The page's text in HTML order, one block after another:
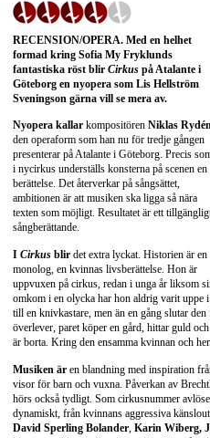
RECENSION/OPERA. Med en helhet
formad kring Sofia My Fryklunds
fantastiska röst blir Cirkus på Atalante i
Göteborg en nyopera som Lis Hellström
Sveningson gärna vill se mera av.
Nyopera kallar kompositören Niklas
den operaform som han nu för tredje gången
presenterar på Atalante i Göteborg. Precis
i nycirkus underställs konsterna på scenen en
berättelse. Det återverkar på sångsättet,
ambitionen är att musiken ska ligga så nära
texten som möjligt. Resultatet är ett
sångberättande.
I Cirkus blir det extra lyckat. Historien är en
monolog, en kvinnas livsberättelse. Hon är
uppvuxen på cirkus, redan i unga år liksom
omkom i en olycka har hon aldrig varit uppe
till en knivkastare, men än en gång slutar
överlever, paret köper en gård, hittar guld
är borta. Kring den ensamma kvinnan och
Musiken är en blandning med inspiration
visor för barn och vuxna. Påverkan av
hörs också tydligt. Som cirkusnummer
dynamiskt, från kvinnans aggressiva
David Sperling Bolander Karin Wiberg,